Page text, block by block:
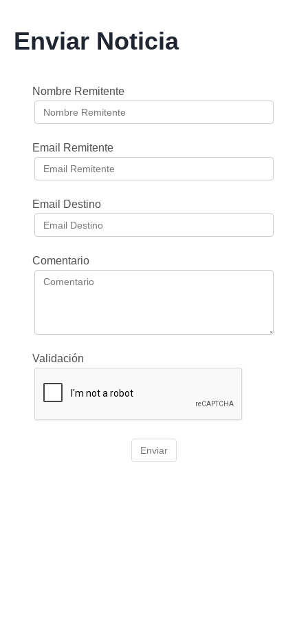
Enviar Noticia
Nombre Remitente
Email Remitente
Email Destino
Comentario
Validación